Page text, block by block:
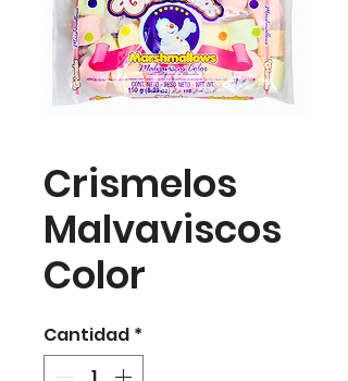
Crismelos
Malvaviscos
Color
Cantidad *